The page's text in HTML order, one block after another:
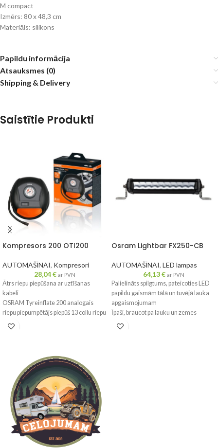
M compact
Izmērs: 80 x 48,3 cm
Materiāls: silikons
Papildu informācija
Atsauksmes (0)
Shipping & Delivery
Saistītie Produkti
Kompresors 200 OTI200
AUTOMAŠĪNAI, Kompresori
28,04€ ar PVN
Ātrs riepu piepūšana ar uztīšanas
kabeli
OSRAM Tyreinflate 200 analogais
riepu piepumpētājs piepūš 13 collu riepu
līdz pat 4,5 minūtēs**. Tam ir liela
Tyreinflate 200 garais 3 m barošanas
kabelis, kas tiek darbināts no
automašīnas 12 V kontaktligzdas,
atvieglo visu transportlīdzekļu riepu
aizsniegšanu. Parāda spiediena
rādījumus kPA, bāros un PSI. Ietver
glabāšanas nodalījumu riepu vārstu
vāciņiem lietošanas laikā.
Līdzi nāk trīsdaļīgs adapteru
Osram Lightbar FX250-CB
AUTOMAŠĪNAI, LED lampas
64,13€ ar PVN
Palielināts spilgtums, pateicoties LED
papildu gaismām tālā un tuvējā lauka
apgaismojumam
Īpaši, braucot pa lauku un zemes
ceļiem, lielākai redzamības